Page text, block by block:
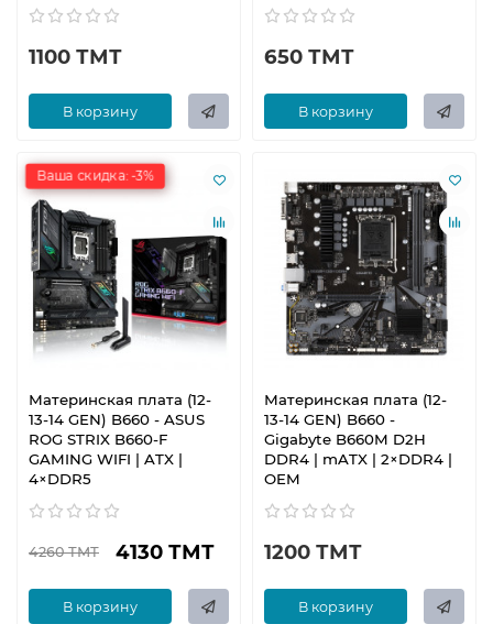
1100 ТМТ
В корзину
650 ТМТ
В корзину
Ваша скидка: -3%
Материнская плата (12-
13-14 GEN) B660 - ASUS
ROG STRIX B660-F
GAMING WIFI | ATX |
4×DDR5
4260 ТМТ 4130 ТМТ
В корзину
Материнская плата (12-
13-14 GEN) B660 -
Gigabyte B660M D2H
DDR4 | mATX | 2×DDR4 |
OEM
1200 ТМТ
В корзину